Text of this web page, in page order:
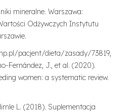
mineralne. Warszawa:
Odżywczych Instytutu
pacjent/dieta/zasady/73819,
Fernández, J., et al. (2020).
women: a systematic review.
L. (2018). Suplementacja